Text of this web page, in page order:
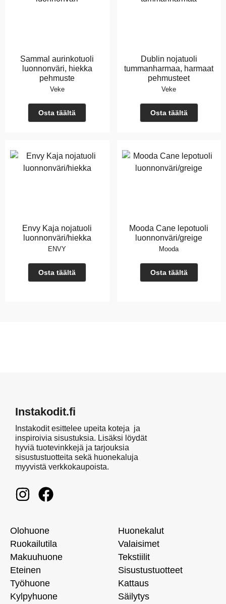
Sammal aurinkotuoli
luonnonväri, hiekka
pehmuste
Veke
Osta täältä
Dublin nojatuoli
tummanharmaa, harmaat
pehmusteet
Veke
Osta täältä
Envy Kaja nojatuoli
luonnonväri/hiekka
ENVY
Osta täältä
Mooda Cane lepotuoli
luonnonväri/greige
Mooda
Osta täältä
Instakodit.fi
Instakodit esittelee upeita koteja ja
inspiroivia sisustuksia. Lisäksi löydät
hyviä tuotevinkkejä ja tarjouksia
sisustustuotteita sekä huonekaluja
myyvistä verkkokaupoista.
Olohuone
Ruokailutila
Makuuhuone
Eteinen
Työhuone
Kylpyhuone
Huonekalut
Valaisimet
Tekstiilit
Sisustustuotteet
Kattaus
Säilytys